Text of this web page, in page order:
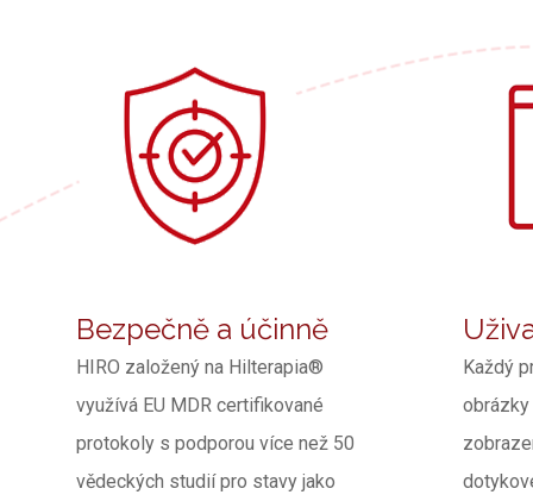
Bezpečně a účinně
HIRO založený na Hilterapia®
využívá EU MDR certifikované
protokoly s podporou více než 50
vědeckých studií pro stavy jako
Každý